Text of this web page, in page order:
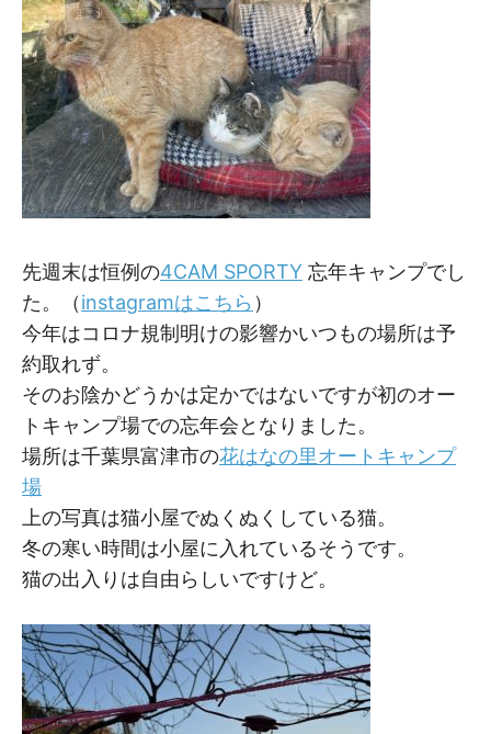
先週末は恒例の4CAM SPORTY 忘年キャンプでし
た。（instagramはこちら ）
今年はコロナ規制明けの影響かいつもの場所は予
約取れず。
そのお陰かどうかは定かではないですが初のオー
トキャンプ場での忘年会となりました。
場所は千葉県富津市の花はなの里オートキャンプ
場
上の写真は猫小屋でぬくぬくしている猫。
冬の寒い時間は小屋に入れているそうです。
猫の出入りは自由らしいですけど。